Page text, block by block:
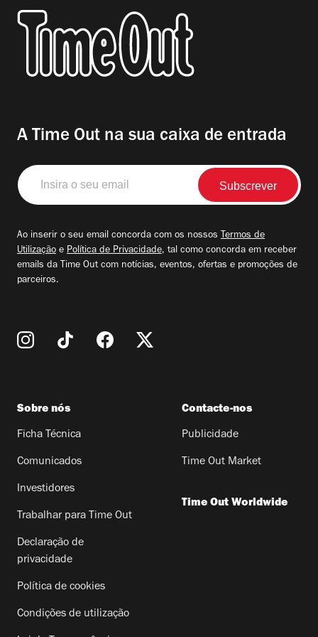
A Time Out na sua caixa de entrada
Insira
o
seu
Ao inserir o seu email concorda com os nossos Termos de
Utilização e Política de Privacidade, tal como concorda em receber
emails da Time Out com notícias, eventos, ofertas e promoções de
parceiros.
Sobre nós
Ficha Técnica
Comunicados
Investidores
Trabalhar para Time Out
Declaração de
privacidade
Política de cookies
Condições de utilização
Contacte-nos
Publicidade
Time Out Market
Time Out Worldwide